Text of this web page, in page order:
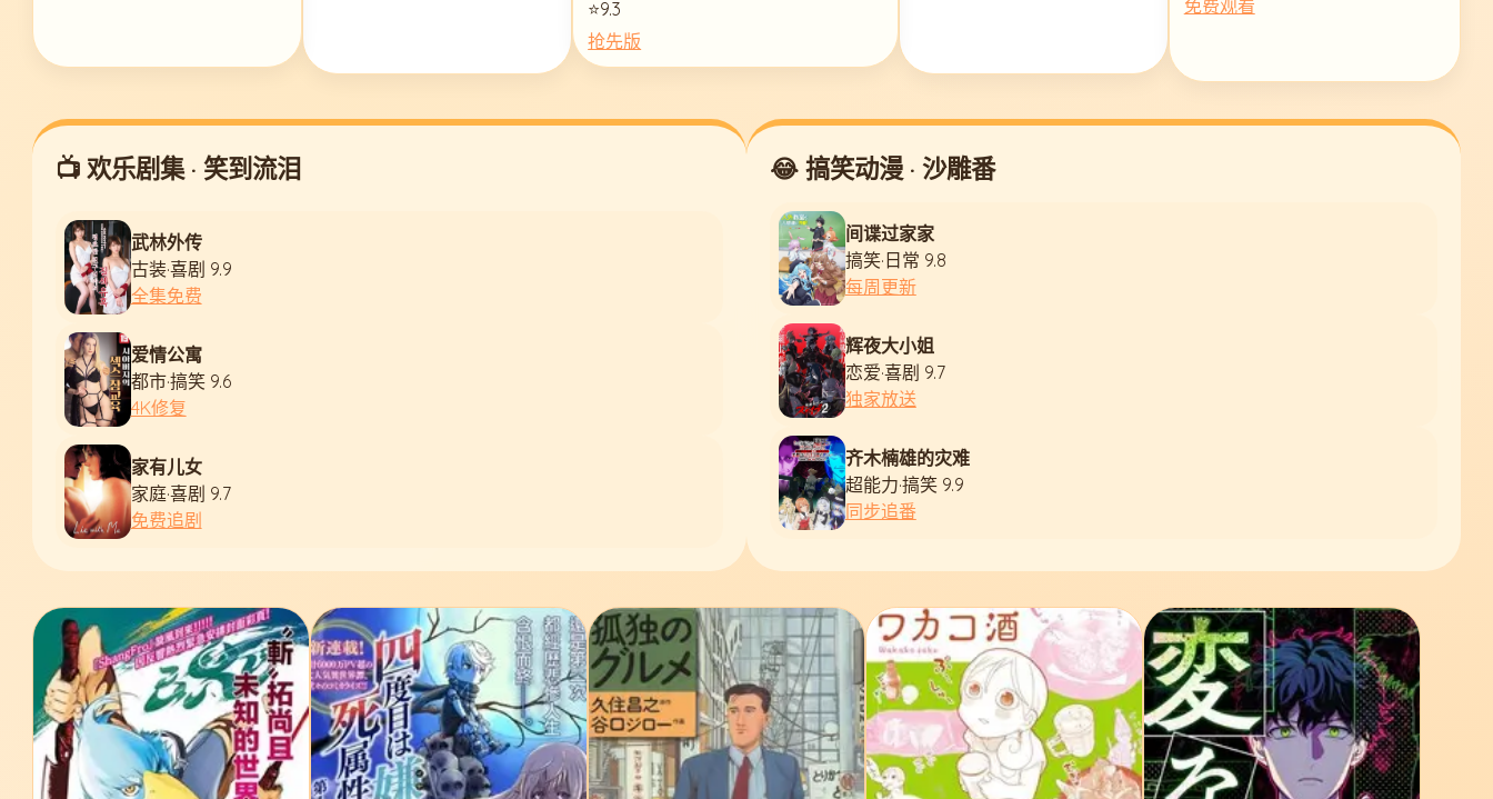
⭐9.3
抢先版
免费观看
📺 欢乐剧集 · 笑到流泪
武林外传
古装·喜剧 9.9
全集免费
爱情公寓
都市·搞笑 9.6
4K修复
家有儿女
家庭·喜剧 9.7
免费追剧
😂 搞笑动漫 · 沙雕番
间谍过家家
搞笑·日常 9.8
每周更新
辉夜大小姐
恋爱·喜剧 9.7
独家放送
齐木楠雄的灾难
超能力·搞笑 9.9
同步追番